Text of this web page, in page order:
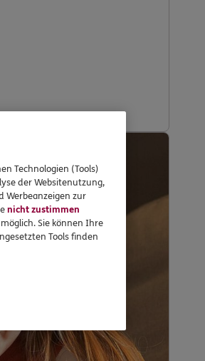
Technologien (Tools)
der Websitenutzung,
Werbeanzeigen zur
nicht zustimmen
Sie können Ihre
Tools finden